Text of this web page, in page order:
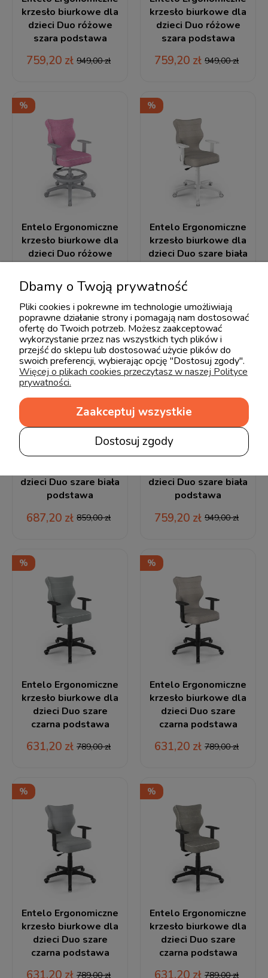
krzesło biurkowe dla
dzieci Duo różowe
szara podstawa
759,20 zł 949,00 zł
krzesło biurkowe dla
dzieci Duo różowe
szara podstawa
759,20 zł 949,00 zł
Entelo Ergonomiczne
krzesło biurkowe dla
dzieci Duo różowe
759,20 zł 949,00 zł
Entelo Ergonomiczne
krzesło biurkowe dla
dzieci Duo szare biała
687,20 zł
Entelo Ergonomiczne
dzieci Duo szare biała
podstawa
687,20 zł 859,00 zł
Entelo Ergonomiczne
dzieci Duo szare biała
podstawa
759,20 zł 949,00 zł
Entelo Ergonomiczne
krzesło biurkowe dla
dzieci Duo szare
czarna podstawa
631,20 zł 789,00 zł
Entelo Ergonomiczne
krzesło biurkowe dla
dzieci Duo szare
czarna podstawa
631,20 zł 789,00 zł
Entelo Ergonomiczne
krzesło biurkowe dla
dzieci Duo szare
czarna podstawa
789,00 zł
Entelo Ergonomiczne
krzesło biurkowe dla
dzieci Duo szare
czarna podstawa
789,00 zł
Dbamy o Twoją prywatność
Pliki cookies i pokrewne im technologie umożliwiają
poprawne działanie strony i pomagają nam dostosować
ofertę do Twoich potrzeb. Możesz zaakceptować
wykorzystanie przez nas wszystkich tych plików i
przejść do sklepu lub dostosować użycie plików do
swoich preferencji, wybierając opcję "Dostosuj zgody".
Więcej o plikach cookies przeczytasz w naszej Polityce
prywatności.
Dostosuj zgody
Zaakceptuj wszystkie